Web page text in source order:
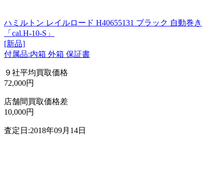
ハミルトン レイルロード H40655131 ブラック 自動巻き
「cal.H-10-S」
[新品]
付属品:内箱 外箱 保証書
９社平均買取価格
72,000円
店舗間買取価格差
10,000円
査定日:2018年09月14日